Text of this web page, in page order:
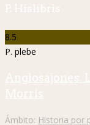
P. Hislibris
8.5
P. plebe
Anglosajones.
Morris
Ámbito: Historia por